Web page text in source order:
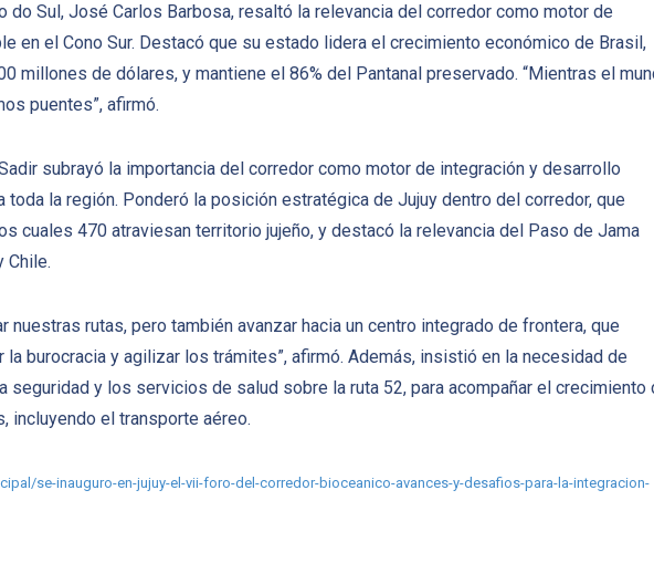
do Sul, José Carlos Barbosa, resaltó la relevancia del corredor como motor de
en el Cono Sur. Destacó que su estado lidera el crecimiento económico de Brasil,
millones de dólares, y mantiene el 86% del Pantanal preservado. “Mientras el
puentes”, afirmó.
subrayó la importancia del corredor como motor de integración y desarrollo
toda la región. Ponderó la posición estratégica de Jujuy dentro del corredor, que
cuales 470 atraviesan territorio jujeño, y destacó la relevancia del Paso de Jama
Chile.
nuestras rutas, pero también avanzar hacia un centro integrado de frontera, que
la burocracia y agilizar los trámites”, afirmó. Además, insistió en la necesidad de
seguridad y los servicios de salud sobre la ruta 52, para acompañar el crecimiento
incluyendo el transporte aéreo.
se-inauguro-en-jujuy-el-vii-foro-del-corredor-bioceanico-avances-y-desafios-para-la-integracion-